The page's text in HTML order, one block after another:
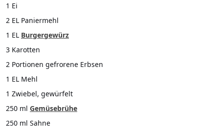
1 Ei
2 EL Paniermehl
1 EL Burgergewürz
3 Karotten
2 Portionen gefrorene Erbsen
1 EL Mehl
1 Zwiebel, gewürfelt
250 ml Gemüsebrühe
250 ml Sahne